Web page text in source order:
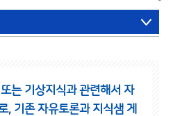
는 기상지식과 관련해서 자
, 기존 자유토론과 지식샘 게